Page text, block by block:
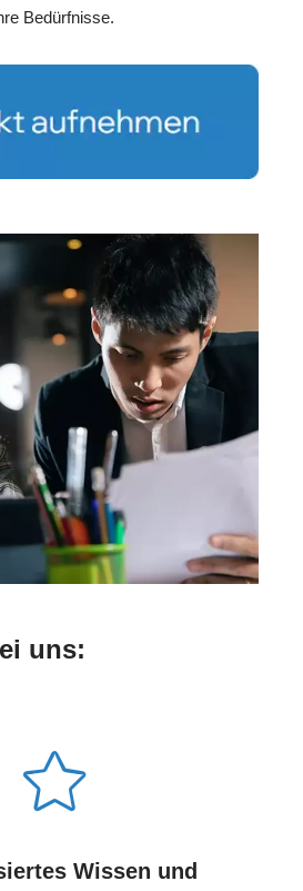
Bedürfnisse.
uns:
Wissen und